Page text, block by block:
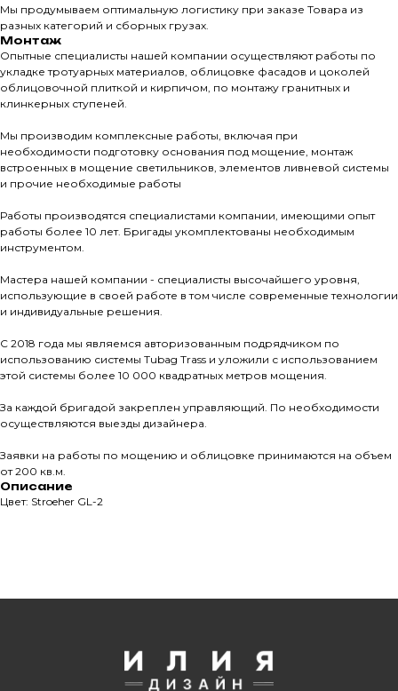
Мы продумываем оптимальную логистику при заказе Товара из
разных категорий и сборных грузах.
Монтаж
Опытные специалисты нашей компании осуществляют работы по
укладке тротуарных материалов, облицовке фасадов и цоколей
облицовочной плиткой и кирпичом, по монтажу гранитных и
клинкерных ступеней.
Мы производим комплексные работы, включая при
необходимости подготовку основания под мощение, монтаж
встроенных в мощение светильников, элементов ливневой системы
и прочие необходимые работы
Работы производятся специалистами компании, имеющими опыт
работы более 10 лет. Бригады укомплектованы необходимым
инструментом.
Мастера нашей компании - специалисты высочайшего уровня,
использующие в своей работе в том числе современные технологии
и индивидуальные решения.
С 2018 года мы являемся авторизованным подрядчиком по
использованию системы Tubag Trass и уложили с использованием
этой системы более 10 000 квадратных метров мощения.
За каждой бригадой закреплен управляющий. По необходимости
осуществляются выезды дизайнера.
Заявки на работы по мощению и облицовке принимаются на объем
от 200 кв.м.
Описание
Цвет: Stroeher GL-2
ИП Ильинский В.В. ИНН 501602422407
офертой или публичной офертой
Все права защищены. © 2006-2026. ИП Ильинский В.В.
Магазин тротуарной плитки и
ПОМОЩЬ
Правила обработки персональных данных
Политика конфиденциальности
Навесы,